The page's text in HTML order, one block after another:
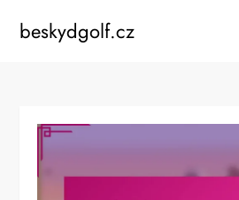
beskydgolf.cz